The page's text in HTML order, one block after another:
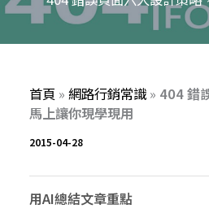
首頁 »網路行銷常識 » 404 錯
馬上讓你現學現用
2015-04-28
用AI總結文章重點